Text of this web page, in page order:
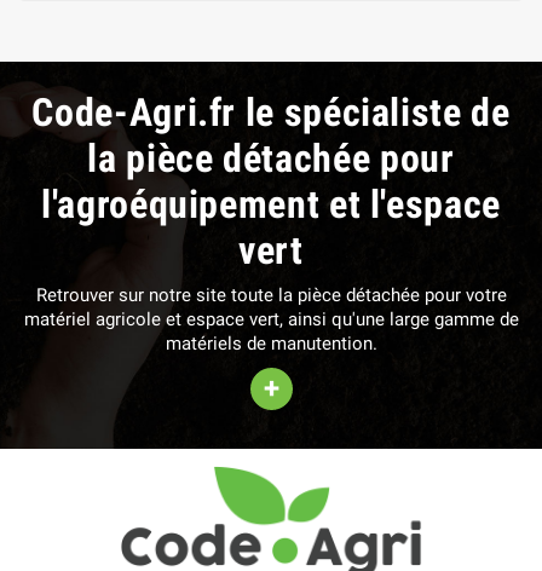
Code-Agri.fr le spécialiste de
la pièce détachée pour
l'agroéquipement et l'espace
vert
Retrouver sur notre site toute la pièce détachée pour votre
matériel agricole et espace vert, ainsi qu'une large gamme de
matériels de manutention.
+